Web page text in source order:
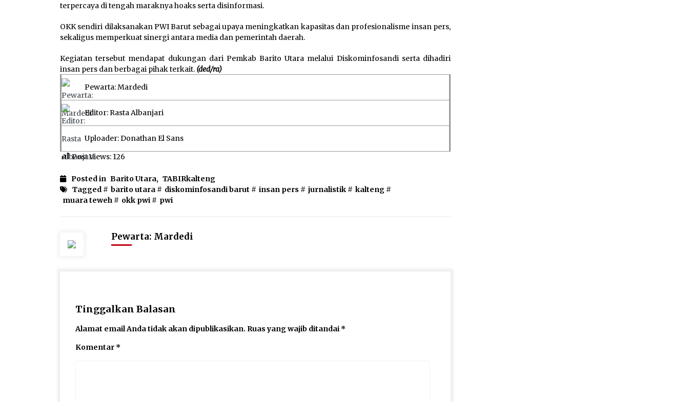
terpercaya di tengah maraknya hoaks serta disinformasi.
OKK sendiri dilaksanakan PWI Barut sebagai upaya meningkatkan kapasitas dan profesionalisme insan pers,
sekaligus memperkuat sinergi antara media dan pemerintah daerah.
Kegiatan tersebut mendapat dukungan dari Pemkab Barito Utara melalui Diskominfosandi serta dihadiri
insan pers dan berbagai pihak terkait. (ded/ra)
Pewarta: Mardedi
Editor: Rasta Albanjari
Uploader: Donathan El Sans
Post Views: 126
Posted in Barito Utara, TABIRkalteng
Tagged # barito utara # diskominfosandi barut # insan pers # jurnalistik # kalteng #
muara teweh # okk pwi # pwi
Pewarta: Mardedi
Tinggalkan Balasan
Alamat email Anda tidak akan dipublikasikan. Ruas yang wajib ditandai *
Komentar *